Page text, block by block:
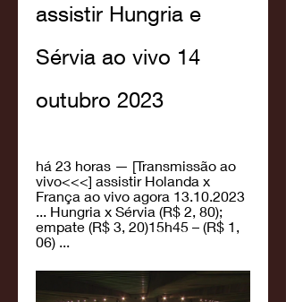
assistir Hungria e
Sérvia ao vivo 14
outubro 2023
há 23 horas — [Transmissão ao
vivo<<<] assistir Holanda x
França ao vivo agora 13.10.2023
... Hungria x Sérvia (R$ 2, 80);
empate (R$ 3, 20)15h45 – (R$ 1,
06) ...